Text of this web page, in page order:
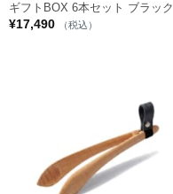
ギフトBOX 6本セット ブラック
¥17,490 （税込）